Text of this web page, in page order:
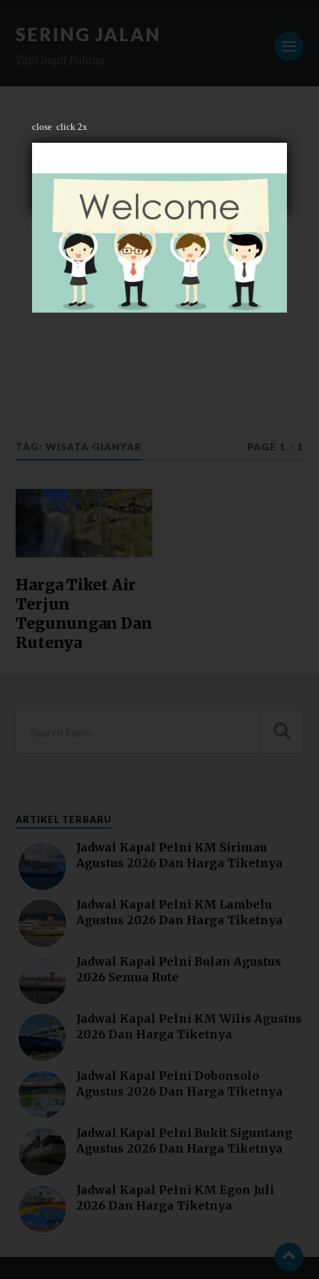
close click 2x
SERING JALAN
TAG: WISATA GIANYAR PAGE 1 1
Harga Tiket Air
Terjun
Tegunungan Dan
Rutenya
ARTIKEL TERBARU
Jadwal Kapal Pelni KM Sirimau
Agustus 2026 Dan Harga Tiketnya
Jadwal Kapal Pelni KM Lambelu
Agustus 2026 Dan Harga Tiketnya
Jadwal Kapal Pelni Bulan Agustus
2026 Semua Rute
Jadwal Kapal Pelni KM Wilis Agustus
2026 Dan Harga Tiketnya
Jadwal Kapal Pelni Dobonsolo
Agustus 2026 Dan Harga Tiketnya
Jadwal Kapal Pelni Bukit Siguntang
Agustus 2026 Dan Harga Tiketnya
Jadwal Kapal Pelni KM Egon Juli
2026 Dan Harga Tiketnya